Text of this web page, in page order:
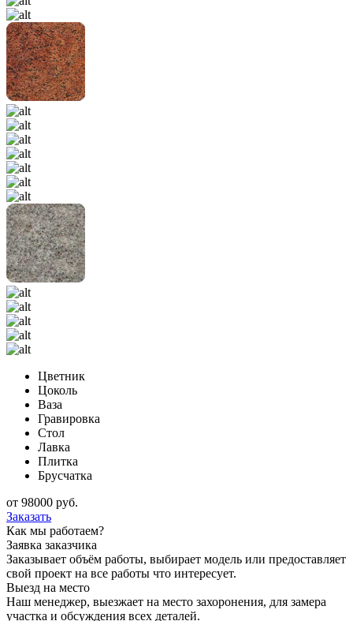
Цветник
Цоколь
Ваза
Гравировка
Стол
Лавка
Плитка
Брусчатка
от 98000 руб.
Заказать
Как мы работаем?
Заявка заказчика
Заказывает объём работы, выбирает модель или предоставляет
свой проект на все работы что интересует.
Выезд на место
Наш менеджер, выезжает на место захоронения, для замера
участка и обсуждения всех деталей.